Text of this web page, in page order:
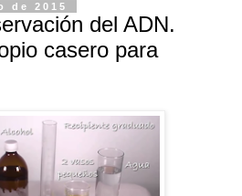
de 2015
del ADN.
casero para